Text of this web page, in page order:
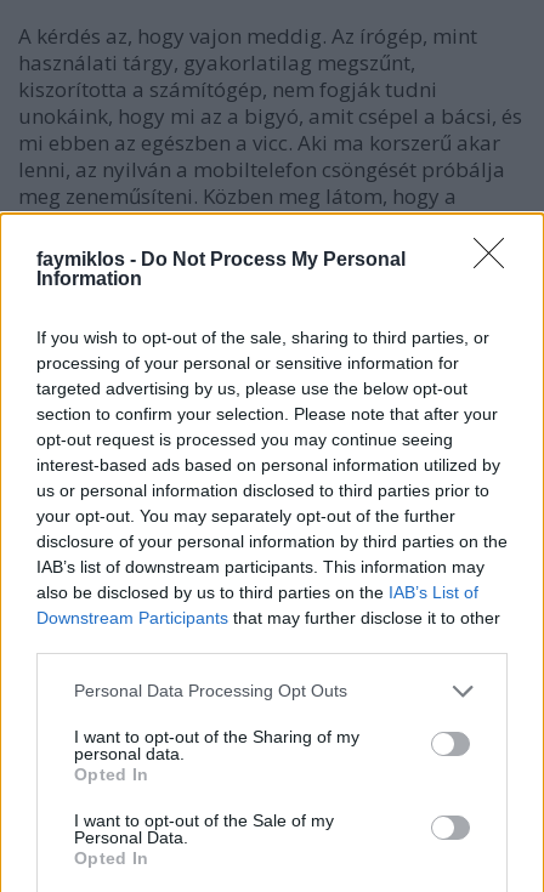
faymiklos - Do Not Process My Personal
Information
If you wish to opt-out of the sale, sharing to third parties, or
processing of your personal or sensitive information for
targeted advertising by us, please use the below opt-out
section to confirm your selection. Please note that after your
opt-out request is processed you may continue seeing
interest-based ads based on personal information utilized by
us or personal information disclosed to third parties prior to
your opt-out. You may separately opt-out of the further
disclosure of your personal information by third parties on the
IAB’s list of downstream participants. This information may
also be disclosed by us to third parties on the IAB’s List of
Downstream Participants that may further disclose it to other
Please note that this website/app uses one or more Google
not limited to your visit or usage behaviour. You may click to
grant or deny consent to Google and its third-party tags to
use your data for below specified purposes in below Google
consent section.
Personal Data Processing Opt Outs
I want to opt-out of the Sharing of my
personal data.
Opted In
I want to opt-out of the Sale of my
Personal Data.
Opted In
A kérdés az, hogy vajon meddig. Az írógép, mint
használati tárgy, gyakorlatilag megszűnt,
kiszorította a számítógép, nem fogják tudni
unokáink, hogy mi az a bigyó, amit csépel a bácsi, és
mi ebben az egészben a vicc. Aki ma korszerű akar
lenni, az nyilván a mobiltelefon csöngését próbálja
meg zeneműsíteni. Közben meg látom, hogy a
vonatot még ma is si-hu-húnak mondják a
gyerekeknek, pedig a mai villanymozdonyok nem
sihúznak, nincs bennük ez a ritmikus üzemelési
valóság, talán még most is vannak anyukák, akik, si-
hu-húra nevelik gyermeküket, és talán a gyerek is így
adja majd ezt tovább. A gőzmozdonyt a gyereknyelv
őrzi meg, az írógépet a klasszikus zene. De ki menti
meg a mobiltelefont?
Címkék:Leroy Anderson
Ajánlott bejegyzések:
Szerelmes egy zongorába